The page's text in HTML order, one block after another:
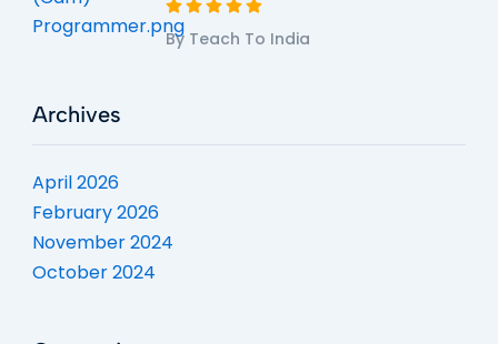
By Teach To India
Archives
April 2026
February 2026
November 2024
October 2024